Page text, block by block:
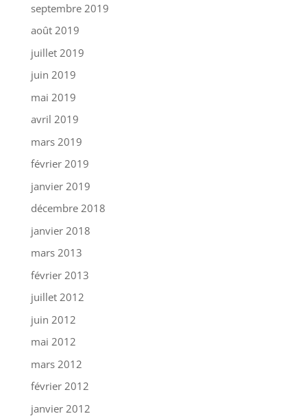
septembre 2019
août 2019
juillet 2019
juin 2019
mai 2019
avril 2019
mars 2019
février 2019
janvier 2019
décembre 2018
janvier 2018
mars 2013
février 2013
juillet 2012
juin 2012
mai 2012
mars 2012
février 2012
janvier 2012